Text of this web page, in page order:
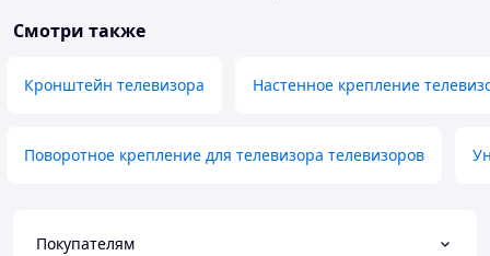
Смотри также
Кронштейн телевизора Настенное крепление
Поворотное крепление для телевизора телевизоров
Покупателям